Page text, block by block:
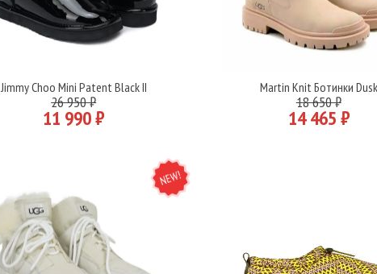
Подробнее
Jimmy Choo Mini Patent Black II
26 950 ₽
11 990 ₽
Подробнее
Martin Knit Ботинки Dusk
18 650 ₽
14 465 ₽
NEW